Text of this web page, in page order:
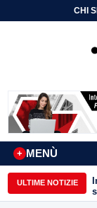
CHI
MENÙ
+
ULTIME NOTIZIE